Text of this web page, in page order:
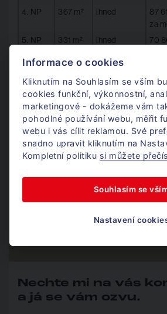
4. NP
367 m² ihned
87
za
5. NP 331 m² ihned
70
Máte zájem?
Ozvěte se.
Mgr. Jan Dufek
Komerce
Po - Pá / 8 - 17h
Nechte mi na vás
a já se vám ozvu.
Informace o cookies
Kliknutím na Souhlasím se vším
cookies funkční, výkonnostní,
marketingové - dokážeme vám
pohodlné používání webu, měřit
webu i vás cílit reklamou. Své
snadno upravit kliknutím na
Kompletní politiku si můžete
Souhlasím se
Nastavení